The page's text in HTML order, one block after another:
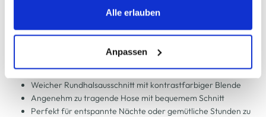
Trackingzwecke werden nur dann aktiviert, wenn Sie das
erlauben" bzw. "Alle erlauben" klicken. Mehr dazu
(einschließlich der Möglichkeit, die Einwilligungserklärung
zu ändern oder zu widerrufen) erfahren Sie in unserem
Cookie-Hinweisbzw. derDatenschutzerklärung.
Alle erlauben
Anpassen
Bestehend aus gestreiftem Langarmshirt mit 3/4-Arm und
unifarbener 7/8-Hose
Weicher Rundhalsausschnitt mit kontrastfarbiger Blende
Angenehm zu tragende Hose mit bequemem Schnitt
Perfekt für entspannte Nächte oder gemütliche Stunden zu